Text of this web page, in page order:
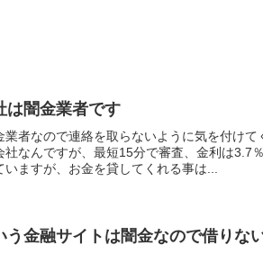
は闇金業者です
業者なので連絡を取らないように気を付けて
なんですが、最短15分で審査、金利は3.7
ますが、お金を貸してくれる事は...
金融サイトは闇金なので借りな